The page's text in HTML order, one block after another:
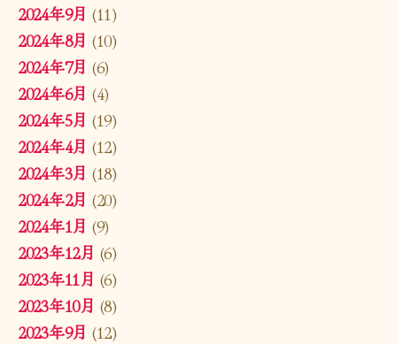
2024年9月 (11)
2024年8月 (10)
2024年7月 (6)
2024年6月 (4)
2024年5月 (19)
2024年4月 (12)
2024年3月 (18)
2024年2月 (20)
2024年1月 (9)
2023年12月 (6)
2023年11月 (6)
2023年10月 (8)
2023年9月 (12)